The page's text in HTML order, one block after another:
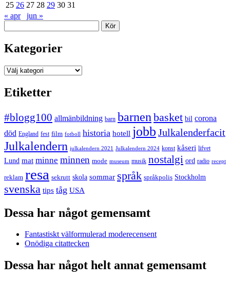
25 26 27 28 29 30 31
« apr
jun »
Kategorier
Kategorier
Etiketter
#blogg100 allmänbildning barn barnen basket bil corona
död England fest film fotboll historia hotell jobb Julkalenderfacit
Julkalendern julkalendern 2021 Julkalendern 2024 konst kåseri lifvet
Lund mat minne minnen mode museum musik nostalgi ord radio recept
reklam resa sekrutt skola sommar språk språkpolis Stockholm
svenska tips tåg USA
Dessa har något gemensamt
Fantastiskt välformulerad moderecensent
Onödiga citattecken
Dessa har något helt annat gemensamt